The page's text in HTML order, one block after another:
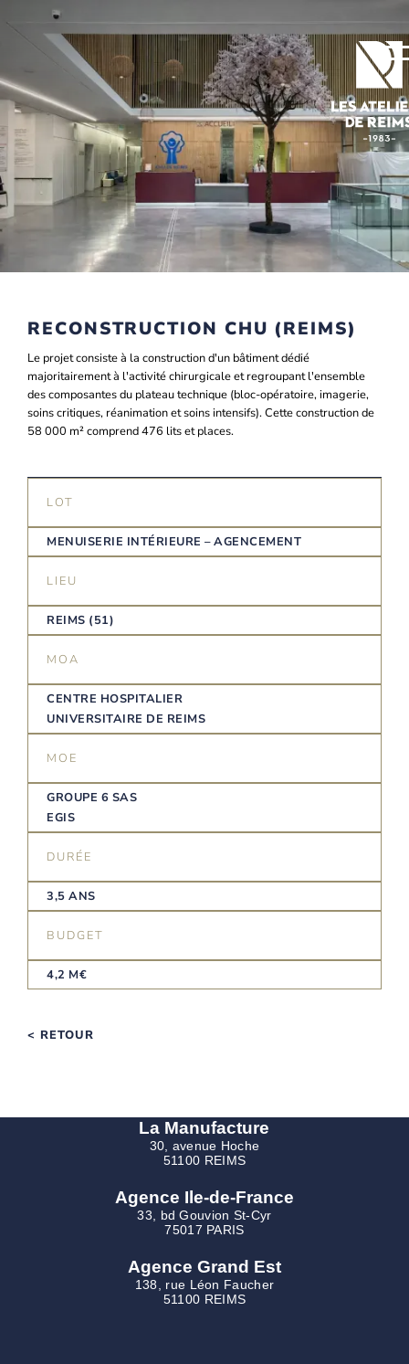
RECONSTRUCTION CHU (REIMS)
Le projet consiste à la construction d'un bâtiment dédié
majoritairement à l'activité chirurgicale et regroupant l'ensemble
des composantes du plateau technique (bloc-opératoire, imagerie,
soins critiques, réanimation et soins intensifs). Cette construction de
58 000 m² comprend 476 lits et places.
LOT
MENUISERIE INTÉRIEURE – AGENCEMENT
LIEU
REIMS (51)
MOA
CENTRE HOSPITALIER
UNIVERSITAIRE DE REIMS
MOE
GROUPE 6 SAS
EGIS
DURÉE
3,5 ANS
BUDGET
4,2 M€
< RETOUR
La Manufacture
30, avenue Hoche
51100 REIMS
Agence Ile-de-France
33, bd Gouvion St-Cyr
75017 PARIS
Agence Grand Est
138, rue Léon Faucher
51100 REIMS